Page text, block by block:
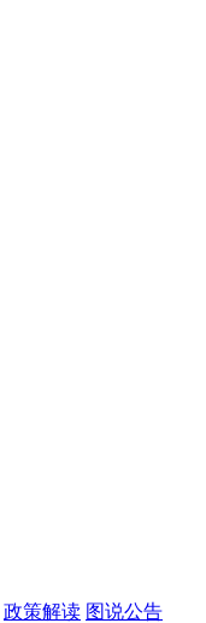
政策解读 图说公告